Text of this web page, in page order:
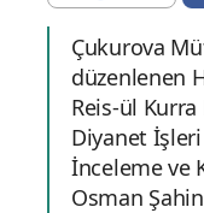
Çukurova
düzenlenen
Reis-ül
Diyanet İşleri
İnceleme ve
Osman